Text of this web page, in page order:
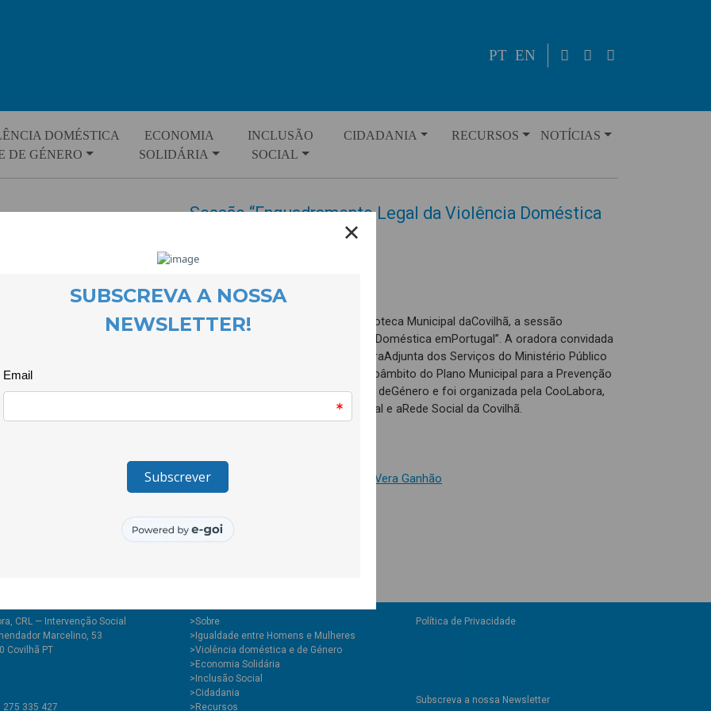
PT EN
DOMÉSTICA
DE GÉNERO
ECONOMIA
SOLIDÁRIA
INCLUSÃO
SOCIAL
CIDADANIA RECURSOS NOTÍCIAS
Sessão “Enquadramento Legal da Violência Doméstica
18 May 2014
Teve lugar no dia 8 de Maio, na Biblioteca Municipal daCovilhã, a sessão
“Enquadramento Legal da Violência Doméstica emPortugal”. A oradora convidada
foi a Dr.ª Vera Ganhão – ProcuradoraAdjunta dos Serviços do Ministério Público
da Covilhã. Esta sessão decorreu noâmbito do Plano Municipal para a Prevenção
e Combate à Violência Doméstica e deGénero e foi organizada pela CooLabora,
em parceria com a Câmara Municipal e aRede Social da Covilhã.
Download da apresentação da Dra. Vera Ganhão
CRL — Intervenção Social
Marcelino, 53
Covilhã PT
335 427
>Sobre
>Igualdade entre Homens e Mulheres
>Violência doméstica e de Género
>Economia Solidária
>Inclusão Social
>Cidadania
>Recursos
Política de Privacidade
Subscreva a nossa Newsletter